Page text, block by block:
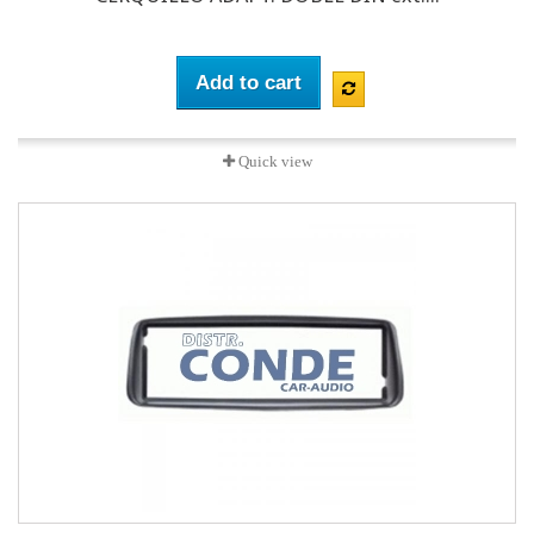
Add to cart
Quick view